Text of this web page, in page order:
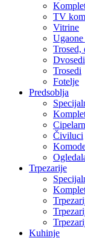
TV
Vitrine
Trosed,
Dvosedi
Trosedi
Fotelje
Predsoblja
Čiviluci
Trpezarije
Kuhinje